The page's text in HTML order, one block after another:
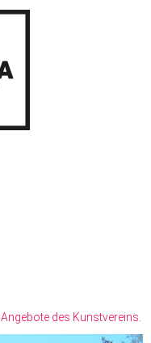
Angebote des Kunstvereins.